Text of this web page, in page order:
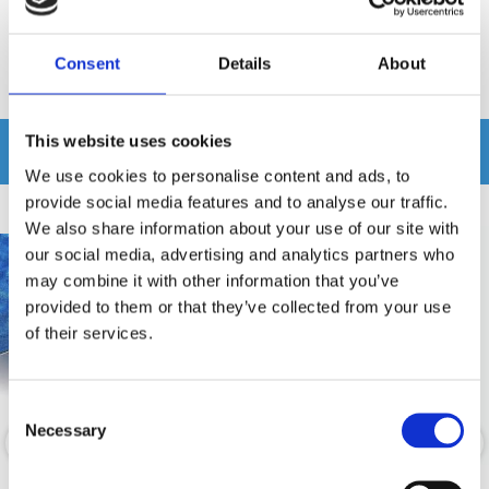
Consent Details About
This website uses cookies
We use cookies to personalise content and ads, to
provide social media features and to analyse our traffic.
We also share information about your use of our site with
our social media, advertising and analytics partners who
may combine it with other information that you’ve
provided to them or that they’ve collected from your use
of their services.
Selection
Necessary
Relaterade produkter